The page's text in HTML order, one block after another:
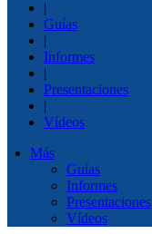
|
Guías
|
Informes
|
Presentaciones
|
Vídeos
Más
Guías
Informes
Presentaciones
Vídeos